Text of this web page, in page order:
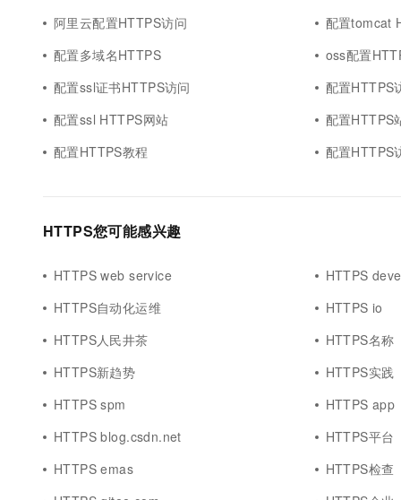
阿里云配置HTTPS访问
配置tomcat
配置多域名HTTPS
oss配置
配置ssl证书HTTPS访问
配置HTTPS
配置ssl HTTPS网站
配置HTTPS
配置HTTPS教程
配置HTTPS
HTTPS您可能感兴趣
HTTPS web service
HTTPS
HTTPS自动化运维
HTTPS io
HTTPS人民井茶
HTTPS名称
HTTPS新趋势
HTTPS实践
HTTPS spm
HTTPS app
HTTPS blog.csdn.net
HTTPS平台
HTTPS emas
HTTPS检查